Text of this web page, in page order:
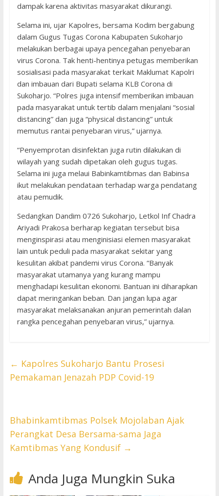
dampak karena aktivitas masyarakat dikurangi.
Selama ini, ujar Kapolres, bersama Kodim bergabung
dalam Gugus Tugas Corona Kabupaten Sukoharjo
melakukan berbagai upaya pencegahan penyebaran
virus Corona. Tak henti-hentinya petugas memberikan
sosialisasi pada masyarakat terkait Maklumat Kapolri
dan imbauan dari Bupati selama KLB Corona di
Sukoharjo. “Polres juga intensif memberikan imbauan
pada masyarakat untuk tertib dalam menjalani “sosial
distancing” dan juga “physical distancing” untuk
memutus rantai penyebaran virus,” ujarnya.
“Penyemprotan disinfektan juga rutin dilakukan di
wilayah yang sudah dipetakan oleh gugus tugas.
Selama ini juga melaui Babinkamtibmas dan Babinsa
ikut melakukan pendataan terhadap warga pendatang
atau pemudik.
Sedangkan Dandim 0726 Sukoharjo, Letkol Inf Chadra
Ariyadi Prakosa berharap kegiatan tersebut bisa
menginspirasi atau menginisiasi elemen masyarakat
lain untuk peduli pada masyarakat sekitar yang
kesulitan akibat pandemi virus Corona. “Banyak
masyarakat utamanya yang kurang mampu
menghadapi kesulitan ekonomi. Bantuan ini diharapkan
dapat meringankan beban. Dan jangan lupa agar
masyarakat melaksanakan anjuran pemerintah dalan
rangka pencegahan penyebaran virus,” ujarnya.
← Kapolres Sukoharjo Bantu Prosesi
Pemakaman Jenazah PDP Covid-19
Bhabinkamtibmas Polsek Mojolaban Ajak
Perangkat Desa Bersama-sama Jaga
Kamtibmas Yang Kondusif →
Anda Juga Mungkin Suka